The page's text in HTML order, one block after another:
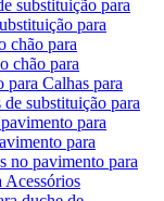
substituição para
para
chão para
chão para
para Calhas para
de substituição para
para
para
no pavimento para
Acessórios